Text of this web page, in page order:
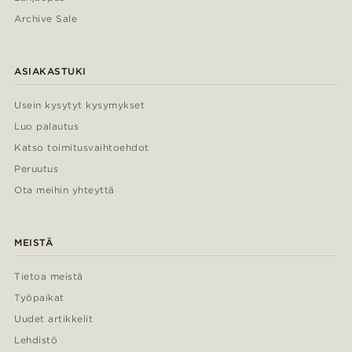
Archive Sale
ASIAKASTUKI
Usein kysytyt kysymykset
Luo palautus
Katso toimitusvaihtoehdot
Peruutus
Ota meihin yhteyttä
MEISTÄ
Tietoa meistä
Työpaikat
Uudet artikkelit
Lehdistö